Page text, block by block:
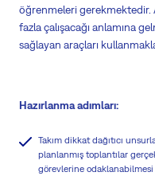
öğrenmeleri gerekmektedir.
fazla çalışacağı anlamına
sağlayan araçları
Hazırlanma adımları:
Takım dikkat dağıtıcı
planlanmış toplantılar
görevlerine